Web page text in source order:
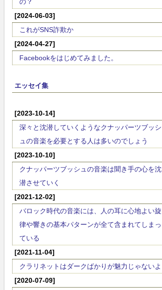
[2024-06-03]
これがSNS詐欺か
[2024-04-27]
Facebookをはじめてみました。
エッセイ集
[2023-10-14]
深々と沈潜していくようなクナッパーツブッシ
ュの音楽を必要とする人は多いのでしょう
[2023-10-10]
クナッパーツブッシュの音楽は聞き手の心を沈
潜させていく
[2021-12-02]
バロック時代の音楽には、人の耳に心地よい旋
律や響きの基本パターンが全て含まれてしまっ
ている
[2021-11-04]
クラリネットはダークばかりが魅力じゃないよ
[2020-07-09]